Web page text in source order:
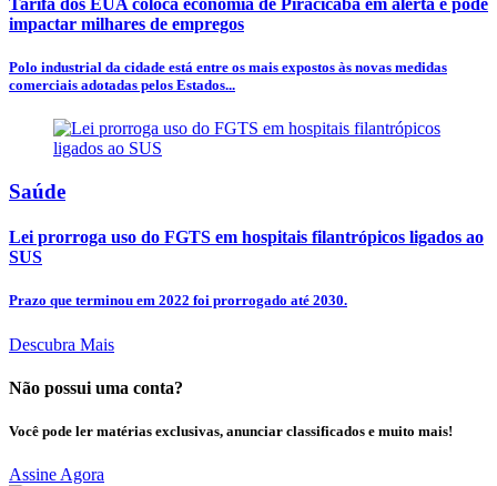
impactar milhares de empregos
Polo industrial da cidade está entre os mais expostos às novas medidas
comerciais adotadas pelos Estados...
Saúde
Lei prorroga uso do FGTS em hospitais filantrópicos ligados ao
SUS
Prazo que terminou em 2022 foi prorrogado até 2030.
Descubra Mais
Não possui uma conta?
Você pode ler matérias exclusivas, anunciar classificados e muito mais!
Assine Agora